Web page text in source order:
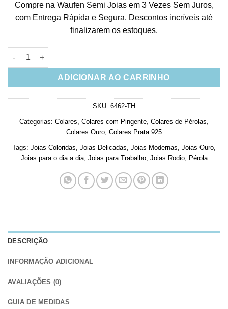
Compre na Waufen Semi Joias em 3 Vezes Sem Juros,
com Entrega Rápida e Segura. Descontos incríveis até
finalizarem os estoques.
Colar Pingente Bailarina Zirconias Brancas E Coloridas Prata
ADICIONAR AO CARRINHO
SKU: 6462-TH
Categorias: Colares, Colares com Pingente, Colares de Pérolas,
Colares Ouro, Colares Prata 925
Tags: Joias Coloridas, Joias Delicadas, Joias Modernas, Joias Ouro,
Joias para o dia a dia, Joias para Trabalho, Joias Rodio, Pérola
DESCRIÇÃO
INFORMAÇÃO ADICIONAL
AVALIAÇÕES (0)
GUIA DE MEDIDAS